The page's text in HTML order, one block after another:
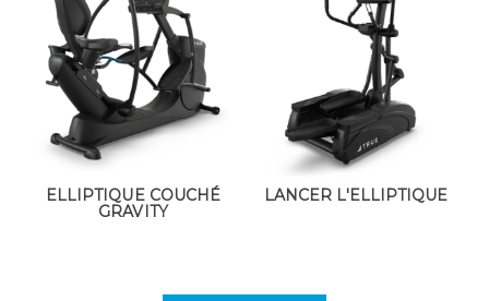
ELLIPTIQUE COUCHÉ
GRAVITY
LANCER L'ELLIPTIQUE